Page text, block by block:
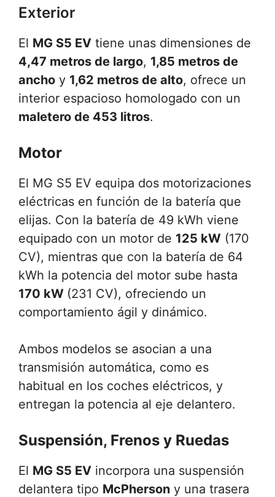
Exterior
El MG S5 EV tiene unas dimensiones de
4,47 metros de largo, 1,85 metros de
ancho y 1,62 metros de alto, ofrece un
interior espacioso homologado con un
maletero de 453 litros.
Motor
El MG S5 EV equipa dos motorizaciones
eléctricas en función de la batería que
elijas. Con la batería de 49 kWh viene
equipado con un motor de 125 kW (170
CV), mientras que con la batería de 64
kWh la potencia del motor sube hasta
170 kW (231 CV), ofreciendo un
comportamiento ágil y dinámico.
Ambos modelos se asocian a una
transmisión automática, como es
habitual en los coches eléctricos, y
entregan la potencia al eje delantero.
Suspensión, Frenos y Ruedas
El MG S5 EV incorpora una suspensión
delantera tipo McPherson y una trasera